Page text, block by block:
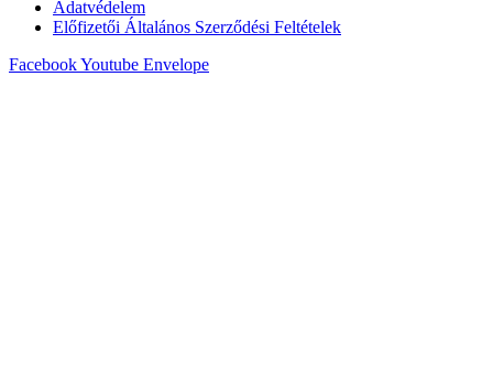
Adatvédelem
Előfizetői Általános Szerződési Feltételek
FacebookYoutube Envelope